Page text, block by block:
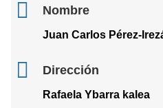
Nombre
Juan Carlos Pérez-
Dirección
Rafaela Ybarra kalea